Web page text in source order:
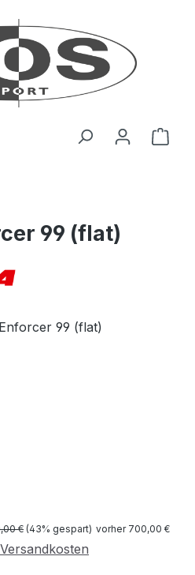
99 (flat)
Preis:
€ (43% gespart) vorher 700,00 €